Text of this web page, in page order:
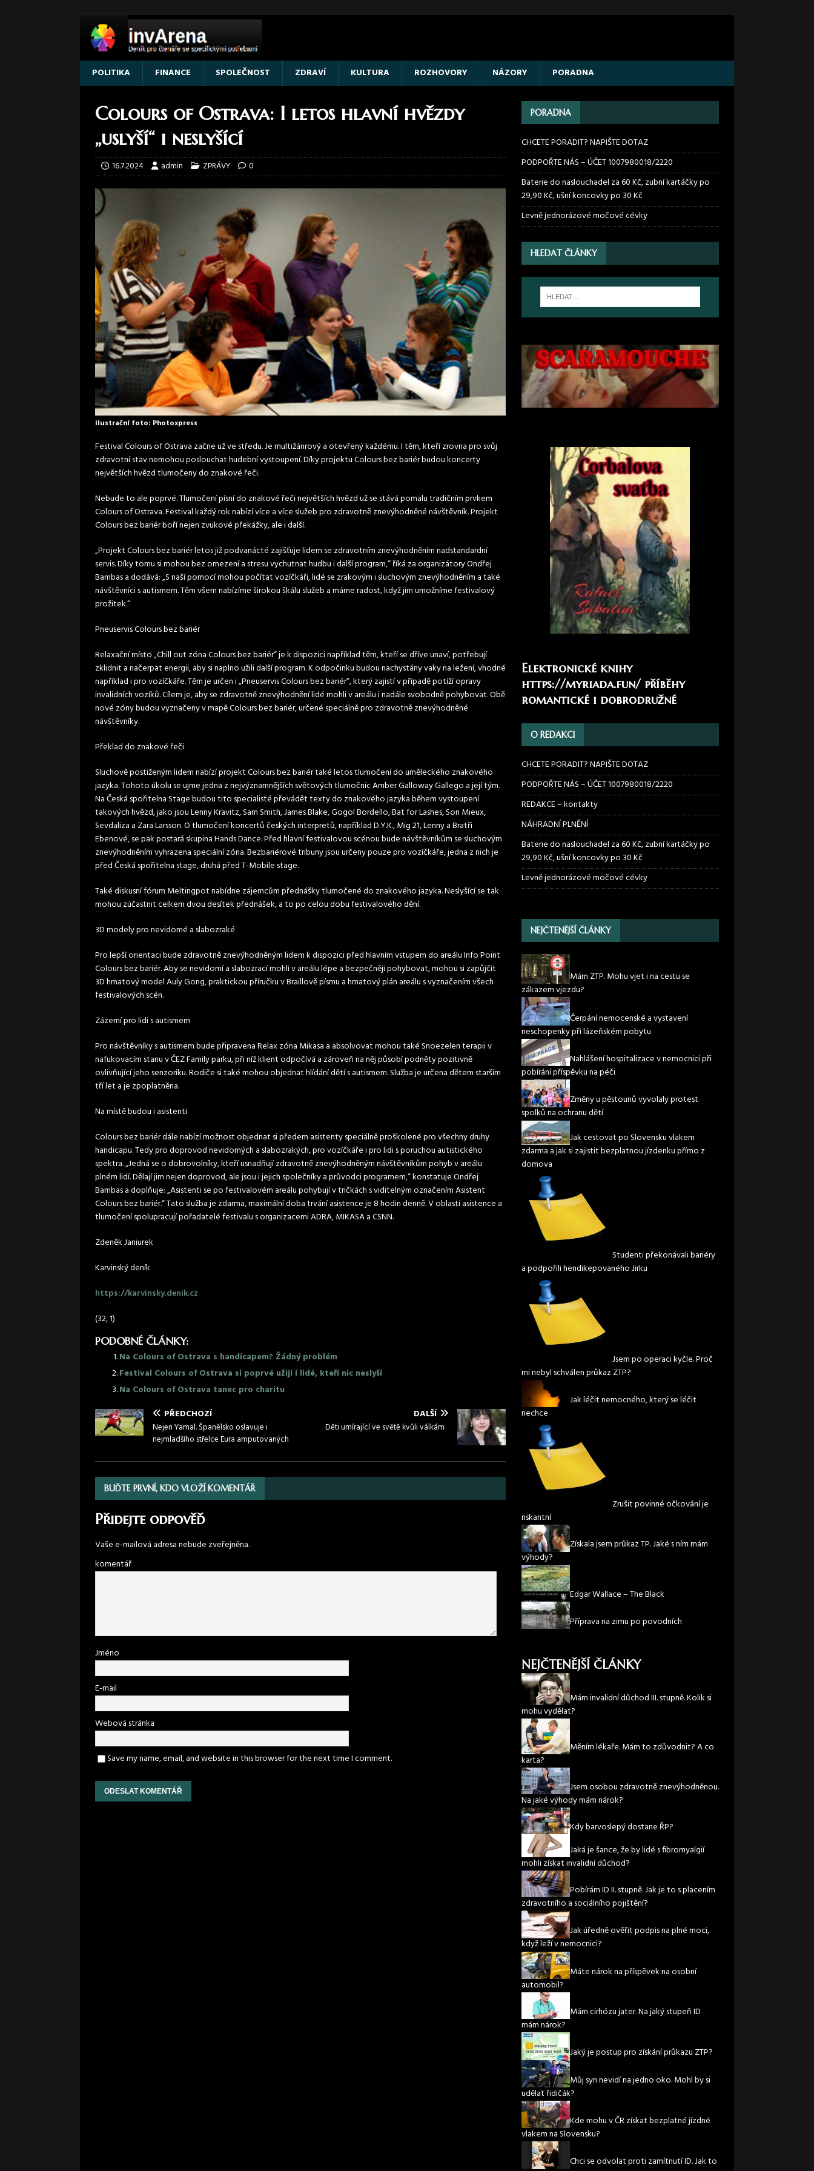
POLITIKA FINANCE SPOLEČNOST ZDRAVÍ KULTURA ROZHOVORY NÁZORY PORADNA
Colours of Ostrava: I letos hlavní hvězdy
„uslyší“ i neslyšící
16.7.2024 admin ZPRÁVY 0
ilustrační foto: Photoxpress
Festival Colours of Ostrava začne už ve středu. Je multižánrový a otevřený každému. I těm, kteří zrovna pro svůj
zdravotní stav nemohou poslouchat hudební vystoupení. Díky projektu Colours bez bariér budou koncerty
největších hvězd tlumočeny do znakové řeči.
Nebude to ale poprvé. Tlumočení písní do znakové řeči největších hvězd už se stává pomalu tradičním prvkem
Colours of Ostrava. Festival každý rok nabízí více a více služeb pro zdravotně znevýhodněné návštěvník. Projekt
Colours bez bariér boří nejen zvukové překážky, ale i další.
„Projekt Colours bez bariér letos již podvanácté zajišťuje lidem se zdravotním znevýhodněním nadstandardní
servis. Díky tomu si mohou bez omezení a stresu vychutnat hudbu i další program,“ říká za organizátory Ondřej
Bambas a dodává: „S naší pomocí mohou počítat vozíčkáři, lidé se zrakovým i sluchovým znevýhodněním a také
návštěvníci s autismem. Těm všem nabízíme širokou škálu služeb a máme radost, když jim umožníme festivalový
prožitek.“
Pneuservis Colours bez bariér
Relaxační místo „Chill out zóna Colours bez bariér“ je k dispozici například těm, kteří se dříve unaví, potřebují
zklidnit a načerpat energii, aby si naplno užili další program. K odpočinku budou nachystány vaky na ležení, vhodné
například i pro vozíčkáře. Těm je určen i „Pneuservis Colours bez bariér“, který zajistí v případě potíží opravy
invalidních vozíků. Cílem je, aby se zdravotně znevýhodnění lidé mohli v areálu i nadále svobodně pohybovat. Obě
nové zóny budou vyznačeny v mapě Colours bez bariér, určené speciálně pro zdravotně znevýhodněné
návštěvníky.
Překlad do znakové řeči
Sluchově postiženým lidem nabízí projekt Colours bez bariér také letos tlumočení do uměleckého znakového
jazyka. Tohoto úkolu se ujme jedna z nejvýznamnějších světových tlumočnic Amber Galloway Gallego a její tým.
Na Česká spořitelna Stage budou tito specialisté převádět texty do znakového jazyka během vystoupení
takových hvězd, jako jsou Lenny Kravitz, Sam Smith, James Blake, Gogol Bordello, Bat for Lashes, Son Mieux,
Sevdaliza a Zara Larsson. O tlumočení koncertů českých interpretů, například D.Y.K., Mig 21, Lenny a Bratři
Ebenové, se pak postará skupina Hands Dance. Před hlavní festivalovou scénou bude návštěvníkům se sluchovým
znevýhodněním vyhrazena speciální zóna. Bezbariérové tribuny jsou určeny pouze pro vozíčkáře, jedna z nich je
před Česká spořitelna stage, druhá před T-Mobile stage.
Také diskusní fórum Meltingpot nabídne zájemcům přednášky tlumočené do znakového jazyka. Neslyšící se tak
mohou zúčastnit celkem dvou desítek přednášek, a to po celou dobu festivalového dění.
3D modely pro nevidomé a slabozraké
Pro lepší orientaci bude zdravotně znevýhodněným lidem k dispozici před hlavním vstupem do areálu Info Point
Colours bez bariér. Aby se nevidomí a slabozrací mohli v areálu lépe a bezpečněji pohybovat, mohou si zapůjčit
3D hmatový model Auly Gong, praktickou příručku v Braillově písmu a hmatový plán areálu s vyznačením všech
festivalových scén.
Zázemí pro lidi s autismem
Pro návštěvníky s autismem bude připravena Relax zóna Mikasa a absolvovat mohou také Snoezelen terapii v
nafukovacím stanu v ČEZ Family parku, při níž klient odpočívá a zároveň na něj působí podněty pozitivně
ovlivňující jeho senzoriku. Rodiče si také mohou objednat hlídání dětí s autismem. Služba je určena dětem starším
tří let a je zpoplatněna.
Na místě budou i asistenti
Colours bez bariér dále nabízí možnost objednat si předem asistenty speciálně proškolené pro všechny druhy
handicapu. Tedy pro doprovod nevidomých a slabozrakých, pro vozíčkáře i pro lidi s poruchou autistického
spektra. „Jedná se o dobrovolníky, kteří usnadňují zdravotně znevýhodněným návštěvníkům pohyb v areálu
plném lidí. Dělají jim nejen doprovod, ale jsou i jejich společníky a průvodci programem,“ konstatuje Ondřej
Bambas a doplňuje: „Asistenti se po festivalovém areálu pohybují v tričkách s viditelným označením Asistent
Colours bez bariér.“ Tato služba je zdarma, maximální doba trvání asistence je 8 hodin denně. V oblasti asistence a
tlumočení spolupracují pořadatelé festivalu s organizacemi ADRA, MIKASA a CSNN.
Zdeněk Janiurek
Karvinský deník
https://karvinsky.denik.cz
(32, 1)
PODOBNÉ ČLÁNKY:
Na Colours of Ostrava s handicapem? Žádný problém
Festival Colours of Ostrava si poprvé užijí i lidé, kteří nic neslyší
Na Colours of Ostrava tanec pro charitu
PŘEDCHOZÍ
Nejen Yamal. Španělsko oslavuje i
nejmladšího střelce Eura amputovaných
DALŠÍ
Děti umírající ve světě kvůli válkám
BUĎTE PRVNÍ, KDO VLOŽÍ KOMENTÁŘ
Přidejte odpověď
Vaše e-mailová adresa nebude zveřejněna.
komentář
Jméno
E-mail
Webová stránka
Save my name, email, and website in this browser for the next time I comment.
PORADNA
CHCETE PORADIT? NAPIŠTE DOTAZ
PODPOŘTE NÁS – ÚČET 1007980018/2220
Baterie do naslouchadel za 60 Kč, zubní kartáčky po
29,90 Kč, ušní koncovky po 30 Kč
Levně jednorázové močové cévky
HLEDAT ČLÁNKY
Elektronické knihy
https://myriada.fun/příběhy
romantické i dobrodružné
O REDAKCI
CHCETE PORADIT? NAPIŠTE DOTAZ
PODPOŘTE NÁS – ÚČET 1007980018/2220
REDAKCE – kontakty
NÁHRADNÍ PLNĚNÍ
Baterie do naslouchadel za 60 Kč, zubní kartáčky po
29,90 Kč, ušní koncovky po 30 Kč
Levně jednorázové močové cévky
NEJČTENĚJŠÍ ČLÁNKY
Mám ZTP. Mohu vjet i na cestu se
zákazem vjezdu?
Čerpání nemocenské a vystavení
neschopenky při lázeňském pobytu
Nahlášení hospitalizace v nemocnici při
pobírání příspěvku na péči
Změny u pěstounů vyvolaly protest
spolků na ochranu dětí
Jak cestovat po Slovensku vlakem
zdarma a jak si zajistit bezplatnou jízdenku přímo z
domova
Studenti překonávali bariéry
a podpořili hendikepovaného Jirku
Jsem po operaci kyčle. Proč
mi nebyl schválen průkaz ZTP?
Jak léčit nemocného, který se léčit
nechce
Zrušit povinné očkování je
riskantní
Získala jsem průkaz TP. Jaké s ním mám
výhody?
Edgar Wallace – The Black
Příprava na zimu po povodních
NEJČTENĚJŠÍ ČLÁNKY
Mám invalidní důchod III. stupně. Kolik si
mohu vydělat?
Měním lékaře. Mám to zdůvodnit? A co
karta?
Jsem osobou zdravotně znevýhodněnou.
Na jaké výhody mám nárok?
Kdy barvoslepý dostane ŘP?
Jaká je šance, že by lidé s fibromyalgií
mohli získat invalidní důchod?
Pobírám ID II. stupně. Jak je to s placením
zdravotního a sociálního pojištění?
Jak úředně ověřit podpis na plné moci,
když leží v nemocnici?
Máte nárok na příspěvek na osobní
automobil?
Mám cirhózu jater. Na jaký stupeň ID
mám nárok?
Jaký je postup pro získání průkazu ZTP?
Můj syn nevidí na jedno oko. Mohl by si
udělat řidičák?
Kde mohu v ČR získat bezplatné jízdné
vlakem na Slovensku?
Chci se odvolat proti zamítnutí ID. Jak to